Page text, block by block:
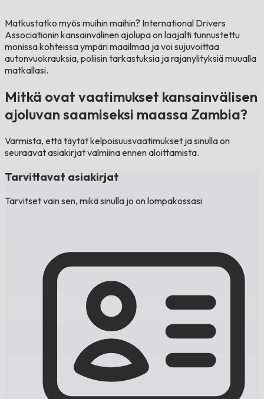
Matkustatko myös muihin maihin? International Drivers
Associationin kansainvälinen ajolupa on laajalti tunnustettu
monissa kohteissa ympäri maailmaa ja voi sujuvoittaa
autonvuokrauksia, poliisin tarkastuksia ja rajanylityksiä muualla
matkallasi.
Mitkä ovat vaatimukset kansainvälisen
ajoluvan saamiseksi maassa Zambia?
Varmista, että täytät kelpoisuusvaatimukset ja sinulla on
seuraavat asiakirjat valmiina ennen aloittamista.
Tarvittavat asiakirjat
Tarvitset vain sen, mikä sinulla jo on lompakossasi